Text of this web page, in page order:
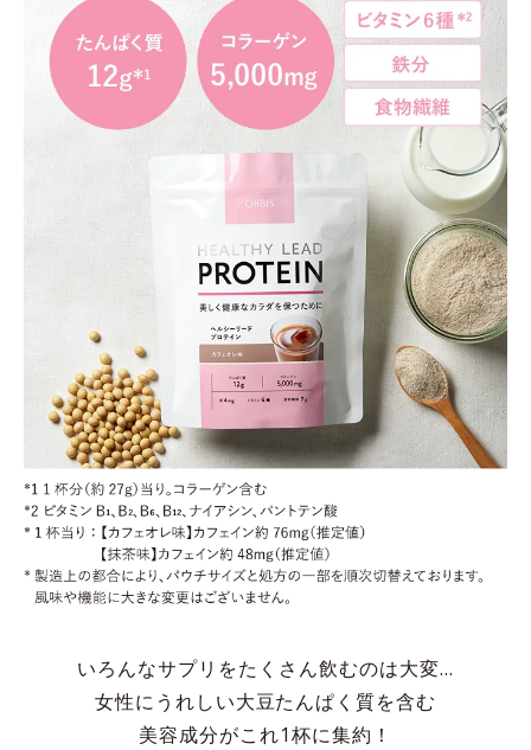
いろんなサプリをたくさん飲むのは大変…
女性にうれしい大豆たんぱく質を含む
美容成分がこれ1杯に集約！